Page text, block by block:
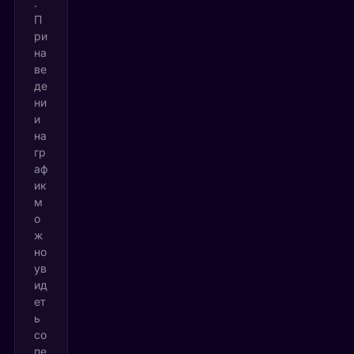
.
П
ри
на
ве
де
ни
и
на
гр
аф
ик
м
о
ж
но
ув
ид
ет
ь
со
пе